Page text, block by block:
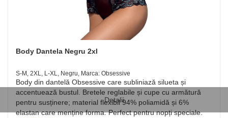
Detalii
Body Dantela Negru 2xl
S-M, 2XL, L-XL, Negru, Marca: Obsessive
Body din dantelă Obsessive care subliniază silueta și
accentuează bustul. Bretele reglabile și cupe cu armătură
pentru susținere; material flexibil 94% poliamidă și 6%
elastan care menține forma. Perfect pentru nopți speciale.